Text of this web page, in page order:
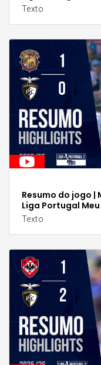
Texto
Resumo do jogo |
Liga Portugal Meu
Texto